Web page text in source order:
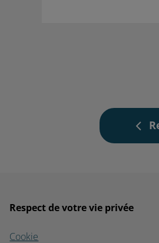
Respect de votre vie privée
Cookie